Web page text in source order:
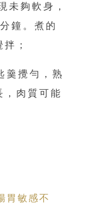
未夠軟身，
鐘。煮的
；
羹攪勻，熟
，肉質可能
胃敏感不